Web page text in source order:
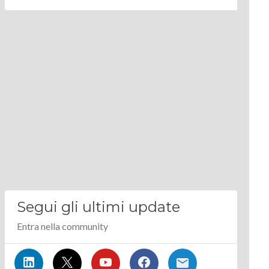
Segui gli ultimi update
Entra nella community